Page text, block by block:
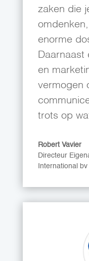
zaken die
enorme
Daarnaast
en
vermogen
trots op
Robert Vavier
Directeur
International bv